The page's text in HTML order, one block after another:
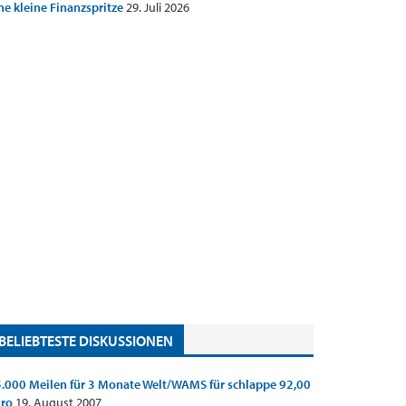
kleine Finanzspritze29. Juli 2026
BELIEBTESTE DISKUSSIONEN
Meilen für 3 Monate Welt/WAMS für schlappe 92,00
19. August 2007